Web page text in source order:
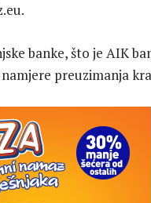
banke, što je AIK
preuzimanja